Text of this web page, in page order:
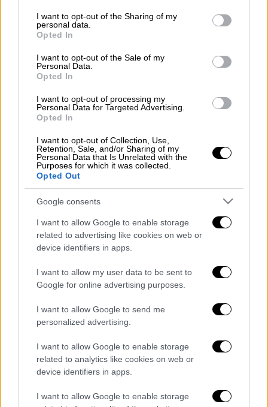
not limited to your visit or usage behaviour. You may click to
grant or deny consent to Google and its third-party tags to
use your data for below specified purposes in below Google
consent section.
I want to opt-out of the Sharing of my
personal data.
Opted In
I want to opt-out of the Sale of my
Personal Data.
Opted In
I want to opt-out of processing my
Personal Data for Targeted Advertising.
Opted In
I want to opt-out of Collection, Use,
Retention, Sale, and/or Sharing of my
Personal Data that Is Unrelated with the
Purposes for which it was collected.
Opted Out
Google consents
I want to allow Google to enable storage
related to advertising like cookies on web or
device identifiers in apps.
I want to allow my user data to be sent to
Google for online advertising purposes.
I want to allow Google to send me
personalized advertising.
I want to allow Google to enable storage
related to analytics like cookies on web or
device identifiers in apps.
I want to allow Google to enable storage
ΔΗΜΟΦΙΛΗ ΣΤΟ TAG
01 All About History|05.12.2019 16:46
Η αλήθεια για τον Τρωικό
Πόλεμο - Μύθος ή
πραγματικότητα;
POPULAR VIDEOS
Κεντρικό...| 07.08.2026 19:53
Κεντρικό δελτίο ειδήσεων 07/08/2026